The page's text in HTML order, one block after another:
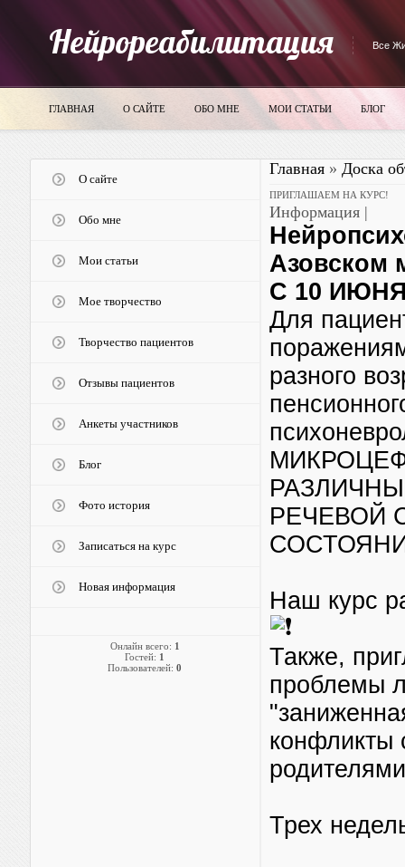
Нейрореабилитация Все
ГЛАВНАЯ О САЙТЕ ОБО МНЕ МОИ СТАТЬИ БЛОГ
О сайте
Обо мне
Мои статьи
Мое творчество
Творчество пациентов
Отзывы пациентов
Анкеты участников
Блог
Фото история
Записаться на курс
Новая информация
Онлайн всего: 1
Гостей: 1
Пользователей: 0
Главная» Доска
ПРИГЛАШАЕМ НА КУРС!
Информация |
Азовском
С 10
Для
разного
РЕЧЕВОЙ
Наш курс
Также,
проблемы
конфликты
Трех